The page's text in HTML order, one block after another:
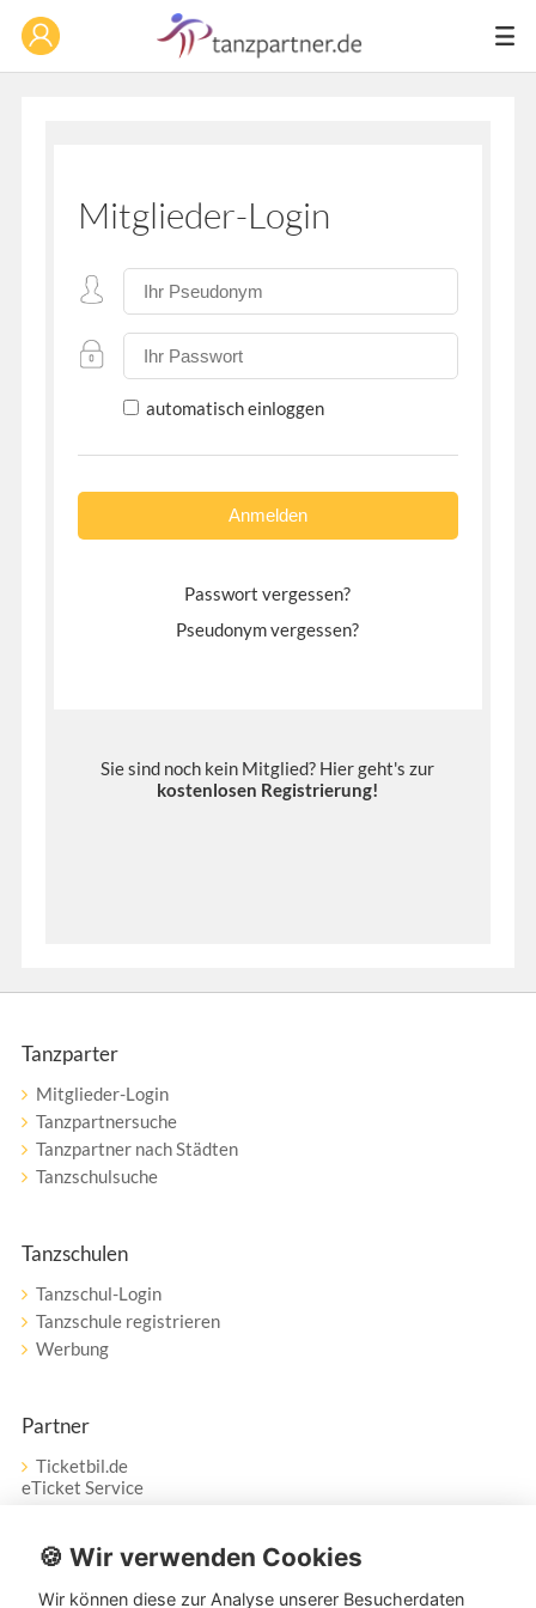
Mitglieder-Login
automatisch einloggen
Passwort vergessen?
Pseudonym vergessen?
Sie sind noch kein Mitglied? Hier geht's zur
kostenlosen Registrierung!
Tanzparter
Mitglieder-Login
Tanzpartnersuche
Tanzpartner nach Städten
Tanzschulsuche
Tanzschulen
Tanzschul-Login
Tanzschule registrieren
Werbung
Partner
Ticketbil.de
eTicket Service
Vertrag widerrufen
🍪 Wir verwenden Cookies
Wir können diese zur Analyse unserer Besucherdaten